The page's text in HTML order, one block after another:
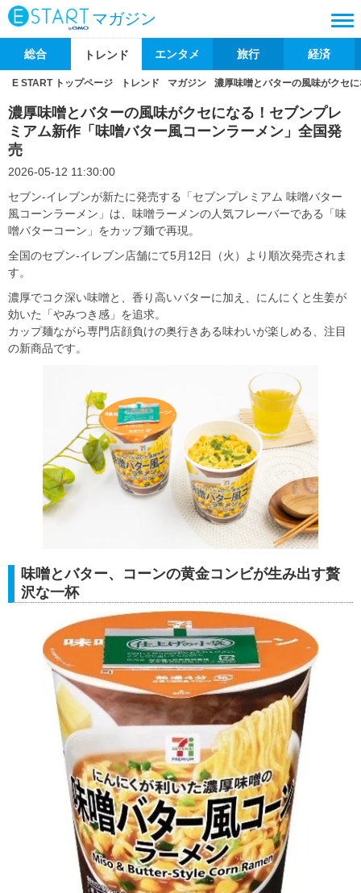
マガジン
総合 トレンド エンタメ 旅行 経済
E START トップページ トレンド マガジン 濃厚味噌とバターの風味がクセ
濃厚味噌とバターの風味がクセになる！セブンプレ
ミアム新作「味噌バター風コーンラーメン」全国発
売
2026-05-12 11:30:00
セブン‐イレブンが新たに発売する「セブンプレミアム 味噌バター
風コーンラーメン」は、味噌ラーメンの人気フレーバーである「味
噌バターコーン」をカップ麺で再現。
全国のセブン‐イレブン店舗にて5月12日（火）より順次発売されま
す。
濃厚でコク深い味噌と、香り高いバターに加え、にんにくと生姜が
効いた「やみつき感」を追求。
カップ麺ながら専門店顔負けの奥行きある味わいが楽しめる、注目
の新商品です。
味噌とバター、コーンの黄金コンビが生み出す贅
沢な一杯